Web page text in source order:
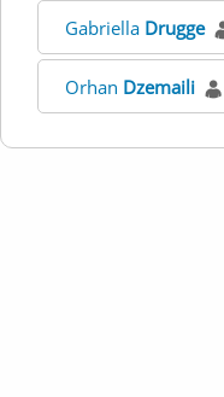
Gabriella Drugge
Orhan Dzemaili